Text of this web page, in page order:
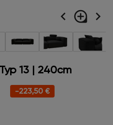
navigate_before loupe navigate_next
13 | 240cm
-223,50 €